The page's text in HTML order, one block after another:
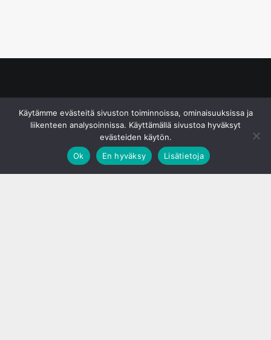
Käytämme evästeitä sivuston toiminnoissa, ominaisuuksissa ja
liikenteen analysoinnissa. Käyttämällä sivustoa hyväksyt
evästeiden käytön.
Ok
En hyväksy Lisätietoja